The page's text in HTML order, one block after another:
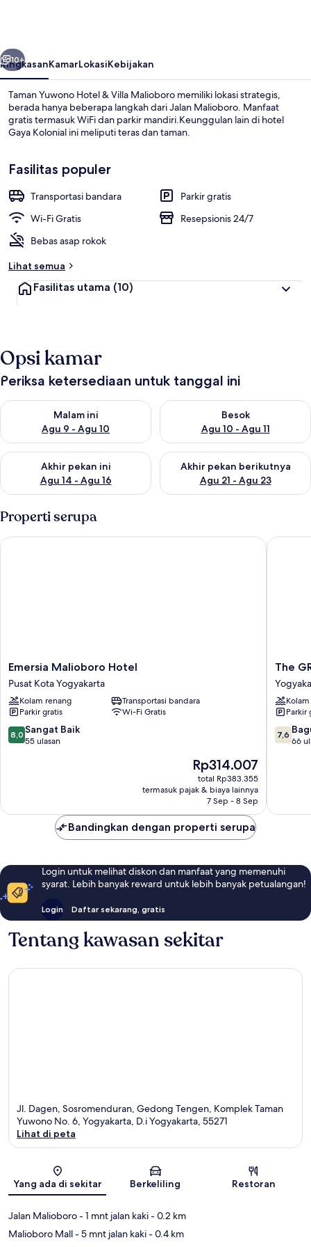
Malioboro
Eksterior
Berikutnya
10+
RingkasanKamarLokasiKebijakan
Taman Yuwono Hotel & Villa Malioboro memiliki lokasi strategis,
berada hanya beberapa langkah dari Jalan Malioboro. Manfaat
gratis termasuk WiFi dan parkir mandiri.Keunggulan lain di hotel
Gaya Kolonial ini meliputi teras dan taman.
Fasilitas populer
Transportasi bandara
Parkir gratis
Wi-Fi Gratis
Resepsionis 24/7
Bebas asap rokok
Lihat semua
Fasilitas utama (10)
Opsi kamar
Periksa ketersediaan untuk tanggal ini
Malam ini
Agu 9 - Agu 10
Periksa ketersediaan untuk malam ini Agu 9 - Agu 10
Besok
Agu 10 - Agu 11
Periksa ketersediaan untuk
Akhir pekan ini
Agu 14 - Agu 16
Periksa ketersediaan untuk akhir pekan ini Agu 14 - Agu 16
Akhir pekan berikutnya
Agu 21 - Agu 23
Periksa ketersediaan untuk
Properti serupa
Emersia
Malioboro
Hotel
Pusat
Kota
Yogyakarta
Emersia Malioboro Hotel
Pusat Kota Yogyakarta
Kolam renang
Transportasi bandara
Parkir gratis
Wi-Fi Gratis
8.0
dari
8,0 Sangat Baik
55 ulasan
Harga
sekarang
Rp314.007
Rp314.007
total Rp383.355
termasuk pajak & biaya lainnya
7 Sep - 8 Sep
Emersia Malioboro Hotel
The
GRAND
PALACE
Hotel
-
The
Parkir
7.6
dari
7,6
66
The
Bandingkan dengan properti serupa
Login untuk melihat diskon dan manfaat yang memenuhi
syarat. Lebih banyak reward untuk lebih banyak petualangan!
Login Daftar sekarang, gratis
Tentang kawasan sekitar
Jl. Dagen, Sosromenduran, Gedong Tengen, Komplek Taman
Yuwono No. 6, Yogyakarta, D.i Yogyakarta, 55271
Lihat di peta
Yang ada di sekitar Berkeliling Restoran
Jalan Malioboro- 1 mnt jalan kaki- 0.2 km
Malioboro Mall- 5 mnt jalan kaki- 0.4 km